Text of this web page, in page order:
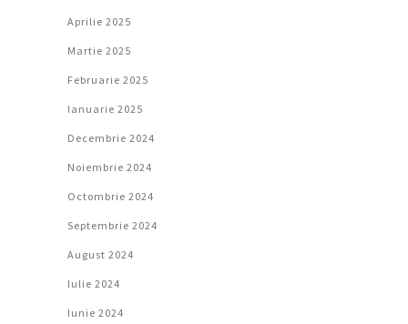
Aprilie 2025
Martie 2025
Februarie 2025
Ianuarie 2025
Decembrie 2024
Noiembrie 2024
Octombrie 2024
Septembrie 2024
August 2024
Iulie 2024
Iunie 2024